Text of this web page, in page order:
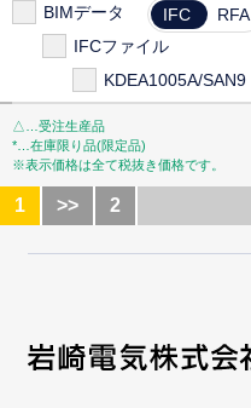
BIMデータ IFC
RFA
IFCファイル
KDEA1005A/SAN9
△…受注生産品
*…在庫限り品(限定品)
※表示価格は全て税抜き価格です。
1 >> 2